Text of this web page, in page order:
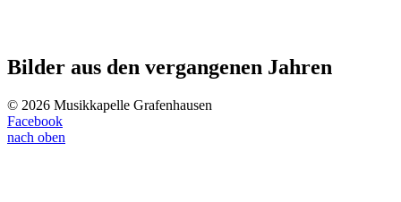
Bilder aus den vergangenen Jahren
© 2026 Musikkapelle Grafenhausen
Facebook
nach oben